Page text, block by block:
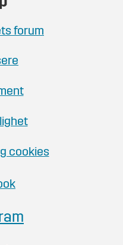
forum
cookies